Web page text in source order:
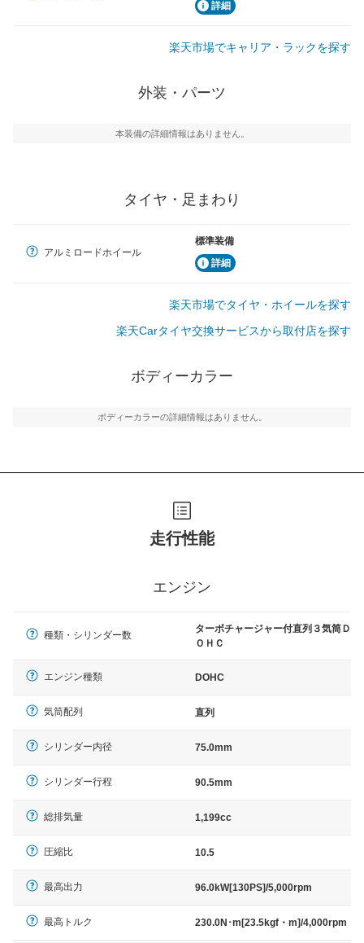
詳細
楽天市場でキャリア・ラックを探す
外装・パーツ
本装備の詳細情報はありません。
タイヤ・足まわり
アルミロードホイール
標準装備
詳細
楽天市場でタイヤ・ホイールを探す
楽天Carタイヤ交換サービスから取付店を探す
ボディーカラー
ボディーカラーの詳細情報はありません。
走行性能
エンジン
種類・シリンダー数
ターボチャージャー付直列３気筒Ｄ
ＯＨＣ
エンジン種類 DOHC
気筒配列 直列
シリンダー内径 75.0mm
シリンダー行程 90.5mm
総排気量 1,199cc
圧縮比 10.5
最高出力 96.0kW[130PS]/5,000rpm
最高トルク 230.0N･m[23.5kgf・m]/4,000rpm